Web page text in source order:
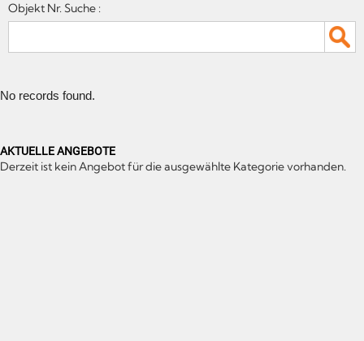
Objekt Nr. Suche :
No records found.
AKTUELLE ANGEBOTE
Derzeit ist kein Angebot für die ausgewählte Kategorie vorhanden.